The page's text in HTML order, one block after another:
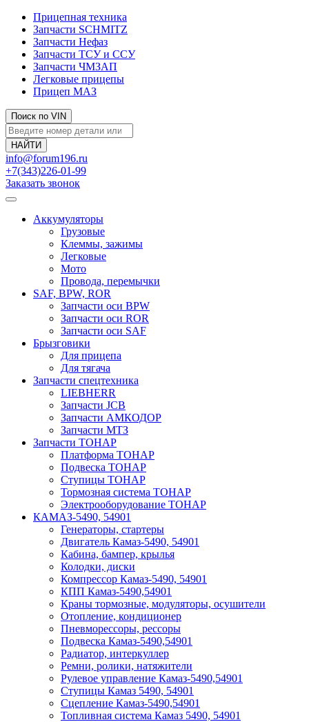
Прицепная техника
Запчасти SCHMITZ
Запчасти Нефаз
Запчасти ТСУ и ССУ
Запчасти ЧМЗАП
Легковые прицепы
Прицеп МАЗ
Поиск по VIN
info@forum196.ru
+7(343)226-01-99
Заказать звонок
Аккумуляторы
Грузовые
Клеммы, зажимы
Легковые
Мото
Провода, перемычки
SAF, BPW, ROR
Запчасти оси BPW
Запчасти оси ROR
Запчасти оси SAF
Брызговики
Для прицепа
Для тягача
Запчасти спецтехника
LIEBHERR
Запчасти JCB
Запчасти АМКОДОР
Запчасти МТЗ
Запчасти ТОНАР
Платформа ТОНАР
Подвеска ТОНАР
Ступицы ТОНАР
Тормозная система ТОНАР
Электрооборудование ТОНАР
КАМАЗ-5490, 54901
Генераторы, стартеры
Двигатель Камаз-5490, 54901
Кабина, бампер, крылья
Колодки, диски
Компрессор Камаз-5490, 54901
КПП Камаз-5490,54901
Краны тормозные, модуляторы, осушители
Отопление, кондиционер
Пневморессоры, рессоры
Подвеска Камаз-5490,54901
Радиатор, интеркуллер
Ремни, ролики, натяжители
Рулевое управление Камаз-5490,54901
Ступицы Камаз 5490, 54901
Сцепление Камаз-5490,54901
Топливная система Камаз 5490, 54901